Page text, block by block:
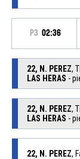
P3 02:36
22, N. PEREZ,
LAS HERAS -
22, N. PEREZ,
LAS HERAS -
22, N. PEREZ,